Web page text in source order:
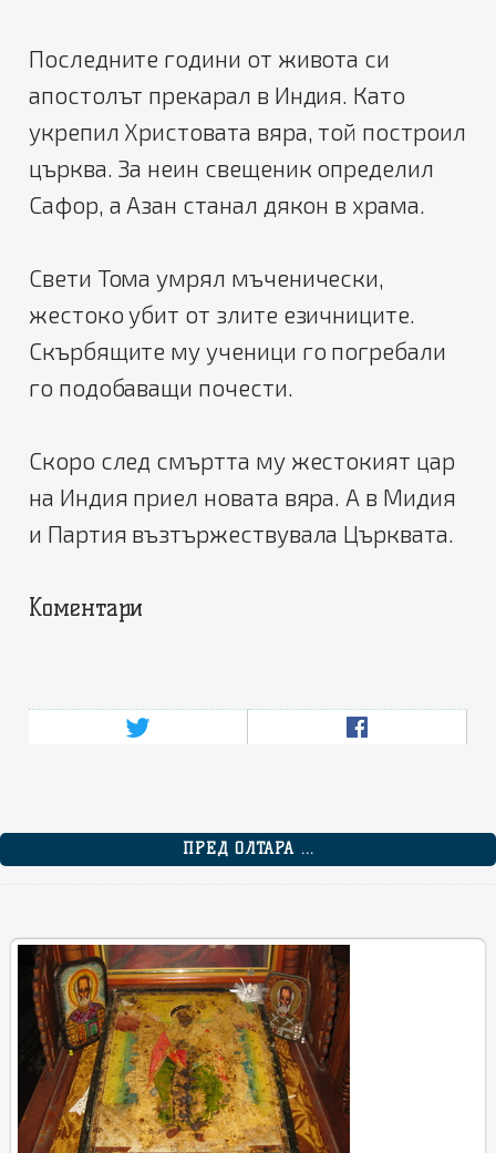
Последните години от живота си
апостолът прекарал в Индия. Като
укрепил Христовата вяра, той построил
църква. За неин свещеник определил
Сафор, а Азан станал дякон в храма.
Свети Тома умрял мъченически,
жестоко убит от злите езичниците.
Скърбящите му ученици го погребали
го подобаващи почести.
Скоро след смъртта му жестокият цар
на Индия приел новата вяра. А в Мидия
и Партия възтържествувала Църквата.
Коментари
ПРЕД ОЛТАРА ...